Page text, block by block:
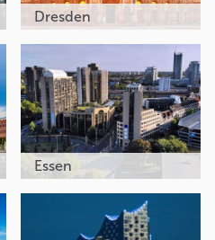
Dresden
Essen